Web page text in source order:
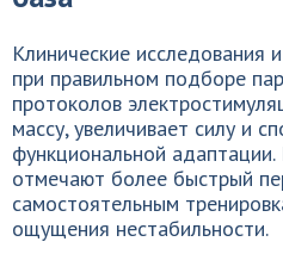
Клинические исследования
при правильном подборе
протоколов
массу, увеличивает силу и
функциональной
отмечают более быстрый
самостоятельным
ощущения нестабильности.